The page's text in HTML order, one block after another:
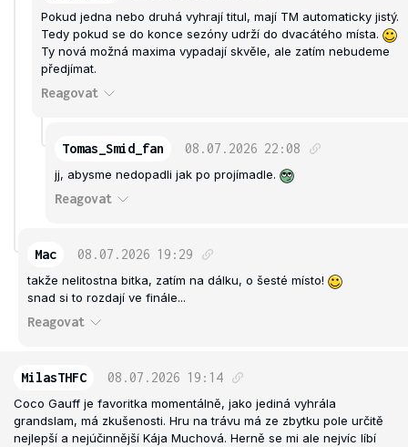
Pokud jedna nebo druhá vyhrají titul, mají TM automaticky jistý.
Tedy pokud se do konce sezóny udrží do dvacátého místa.
Ty nová možná maxima vypadají skvěle, ale zatím nebudeme
předjímat.
Reagovat
Tomas_Smid_fan 08.07.2026 22:08
jj, abysme nedopadli jak po projímadle.
Reagovat
Mac 08.07.2026 19:29
takže nelitostna bitka, zatím na dálku, o šesté místo!
snad si to rozdají ve finále...
Reagovat
MilasTHFC 08.07.2026 19:14
Coco Gauff je favoritka momentálně, jako jediná vyhrála
grandslam, má zkušenosti. Hru na trávu má ze zbytku pole určitě
nejlepší a nejúčinnější Kája Muchová. Herně se mi ale nejvíc líbí